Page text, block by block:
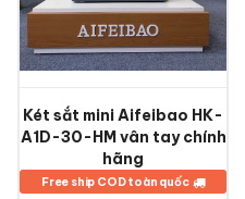
Két sắt mini Aifeibao HK-
A1D-30-HM vân tay chính
hãng
Free ship COD toàn quốc